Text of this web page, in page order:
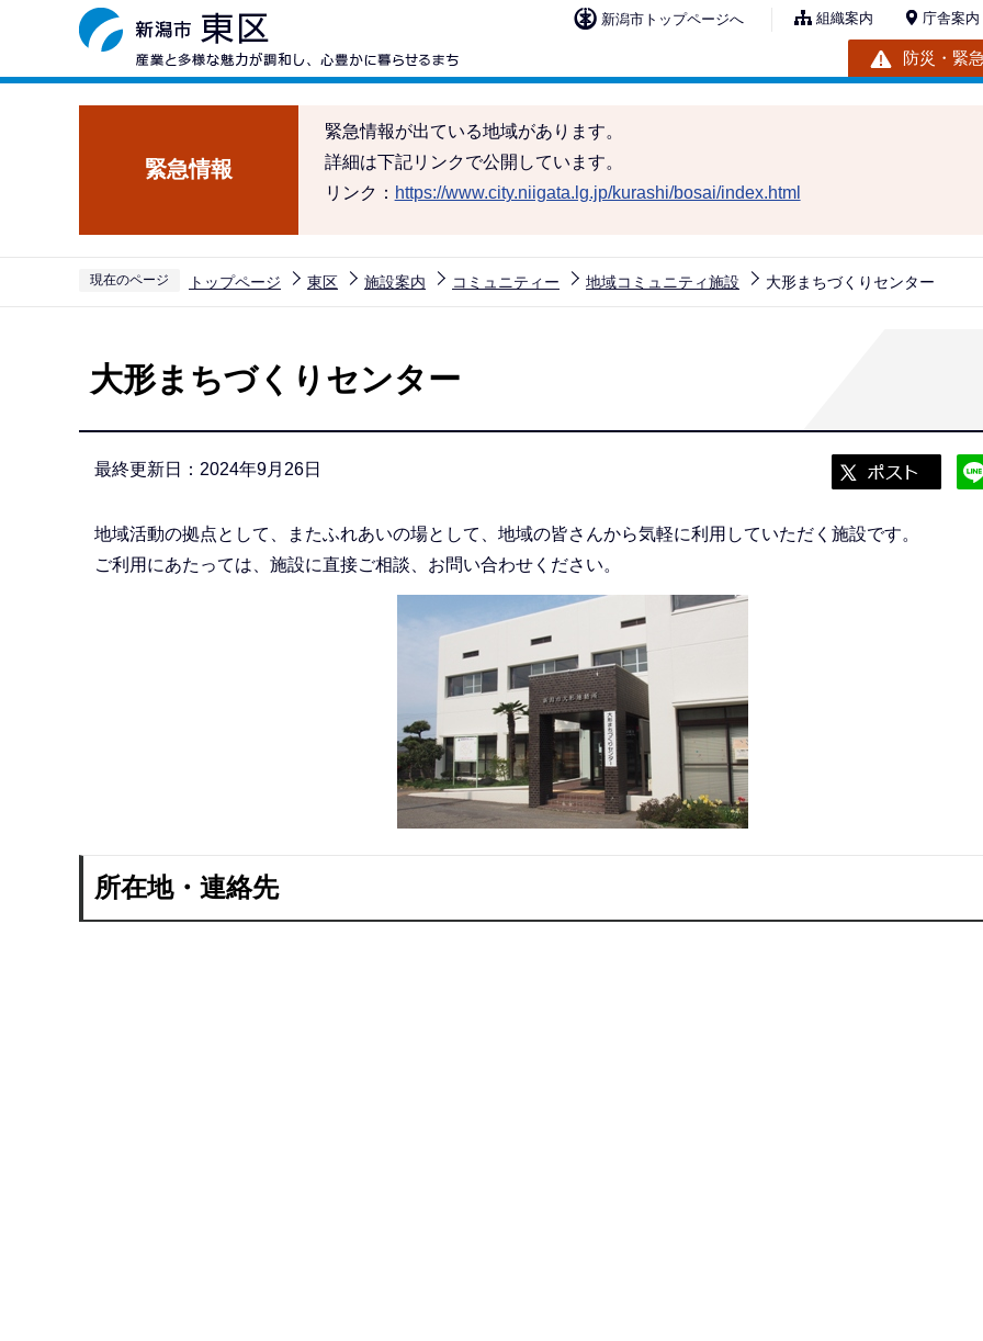
ペ
新潟市トップページへ 組織案内 庁舎案内
防災・緊
緊急情報
緊急情報が出ている地域があります。
詳細は下記リンクで公開しています。
リンク： https://www.city.niigata.lg.jp/kurashi/bosai/index.html
現在のページ トップページ 東区 施設案内 コミュニティー 地域コミュニティ施設 大形まちづくりセンター
大形まちづくりセンター
最終更新日：2024年9月26日
地域活動の拠点として、またふれあいの場として、地域の皆さんから気軽に利用していただく施設です。
ご利用にあたっては、施設に直接ご相談、お問い合わせください。
所在地・連絡先